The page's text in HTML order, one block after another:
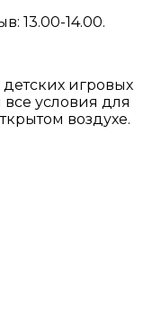
13.00-14.00.
детских игровых
условия для
воздухе.